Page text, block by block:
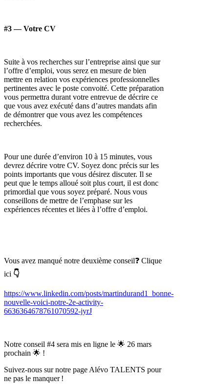
#3 — Votre CV
Suite à vos recherches sur l’entreprise ainsi que sur
l’offre d’emploi, vous serez en mesure de bien
mettre en relation vos expériences professionnelles
pertinentes avec le poste convoité. Cette préparation
vous permettra durant votre entrevue de décrire ce
que vous avez exécuté dans d’autres mandats afin
de démontrer que vous avez les compétences
recherchées.
Pour une durée d’environ 10 à 15 minutes, vous
devrez décrire votre CV. Soyez donc précis sur les
points importants que vous désirez discuter. Il se
peut que le temps alloué soit plus court, il est donc
primordial que vous soyez préparé. Nous vous
conseillons de mettre de l’emphase sur les
expériences récentes et liées à l’offre d’emploi.
Vous avez manqué notre deuxième conseil❓ Clique
ici 👇
https://www.linkedin.com/posts/martindurand1_bonne-
nouvelle-voici-notre-2e-activity-
6636364678761070592-jyrJ
Notre conseil #4 sera mis en ligne le 🌟 26 mars
prochain 🌟 !
Suivez-nous sur notre page Alévo TALENTS pour
ne pas le manquer !